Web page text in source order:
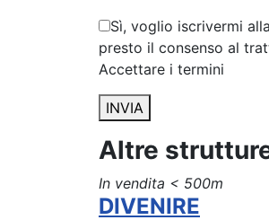
Sì, voglio iscrivermi
presto il consenso al
Accettare i termini
INVIA
Altre
In vendita < 500m
DIVENIRE